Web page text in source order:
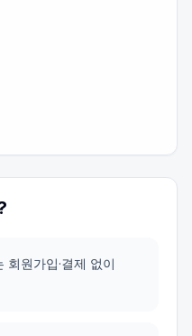
회원가입·결제 없이